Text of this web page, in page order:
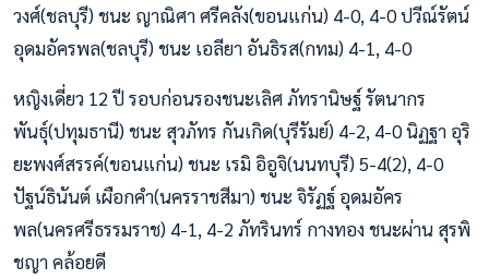
วงศ์(ชลบุรี) ชนะ ญาณิศา ศรีคลัง(ขอนแก่น) 4-0, 4-0 ปวีณ์รัตน์
อุดมอัครพล(ชลบุรี) ชนะ เอลียา อันธิรส(กทม) 4-1, 4-0
หญิงเดี่ยว 12 ปี รอบก่อนรองชนะเลิศ ภัทรานิษฐ์ รัตนากร
พันธุ์(ปทุมธานี) ชนะ สุวภัทร กันเกิด(บุรีรัมย์) 4-2, 4-0 นิฏฐา อุริ
ยะพงศ์สรรค์(ขอนแก่น) ชนะ เรมิ อิอูจิ(นนทบุรี) 5-4(2), 4-0
ปัฐน์ธินันต์ เผือกคำ(นครราชสีมา) ชนะ จิรัฏฐ์ อุดมอัคร
พล(นครศรีธรรมราช) 4-1, 4-2 ภัทรินทร์ กางทอง ชนะผ่าน สุรพิ
ชญา คล้อยดี